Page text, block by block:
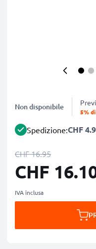
Non disponibile
5%
Spedizione:CHF
CHF 16.95
CHF
IVA inclusa